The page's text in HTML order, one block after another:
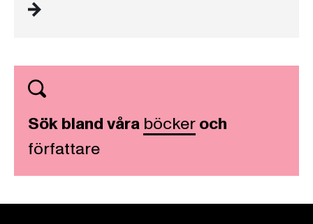
Sök bland våra böckeroch
författare